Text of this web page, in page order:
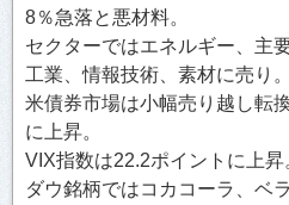
8％急落と悪材料。
セクターではエネルギー、主
工業、情報技術、素材に売り。
米債券市場は小幅売り越し転
に上昇。
VIX指数は22.2ポイントに上昇
ダウ銘柄ではコカコーラ、ベ